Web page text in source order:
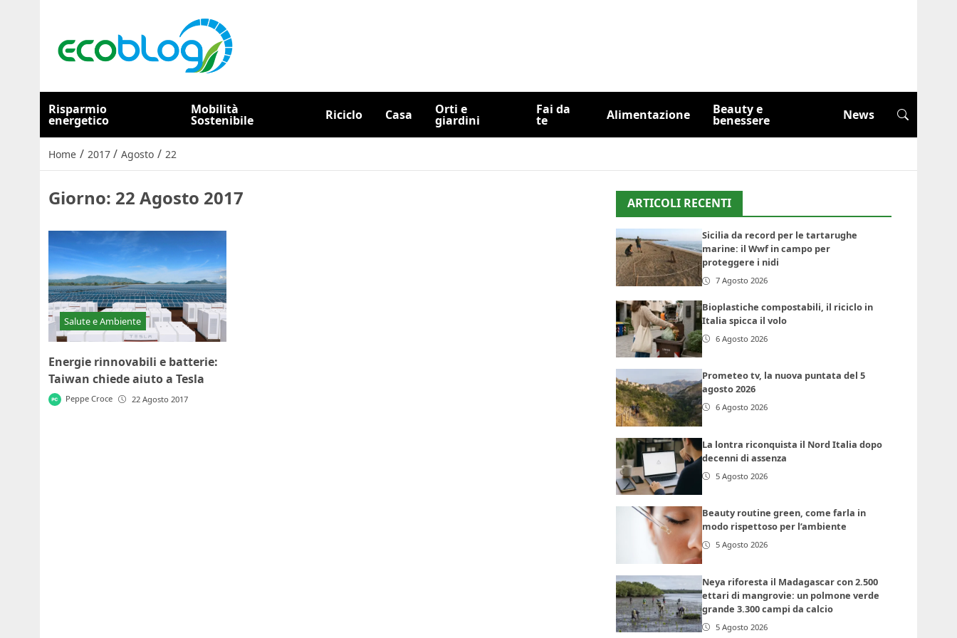
Risparmio
energetico
Mobilità
Sostenibile Riciclo Casa Orti e
giardini
Fai da
te Alimentazione Beauty e
benessere News
Home / 2017 / Agosto / 22
Giorno: 22 Agosto 2017
Salute e Ambiente
Energie rinnovabili e batterie:
Taiwan chiede aiuto a Tesla
Peppe Croce 22 Agosto 2017
ARTICOLI RECENTI
Sicilia da record per le tartarughe
marine: il Wwf in campo per
proteggere i nidi
7 Agosto 2026
Bioplastiche compostabili, il riciclo in
Italia spicca il volo
6 Agosto 2026
Prometeo tv, la nuova puntata del 5
agosto 2026
6 Agosto 2026
La lontra riconquista il Nord Italia dopo
decenni di assenza
5 Agosto 2026
Beauty routine green, come farla in
modo rispettoso per l’ambiente
5 Agosto 2026
Neya riforesta il Madagascar con 2.500
ettari di mangrovie: un polmone verde
grande 3.300 campi da calcio
5 Agosto 2026